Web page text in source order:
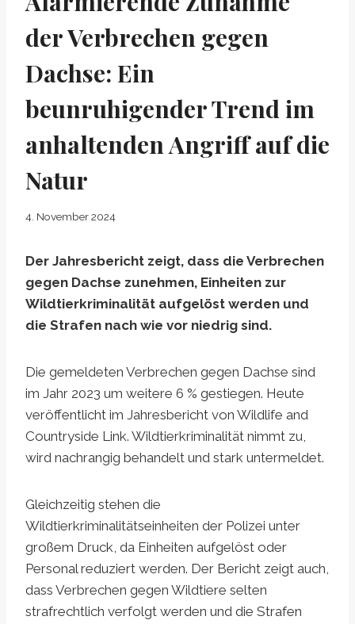
der Verbrechen gegen
Dachse: Ein
beunruhigender Trend im
anhaltenden Angriff auf die
Natur
4. November 2024
Der Jahresbericht zeigt, dass die Verbrechen
gegen Dachse zunehmen, Einheiten zur
Wildtierkriminalität aufgelöst werden und
die Strafen nach wie vor niedrig sind.
Die gemeldeten Verbrechen gegen Dachse sind
im Jahr 2023 um weitere 6 % gestiegen. Heute
veröffentlicht im Jahresbericht von Wildlife and
Countryside Link. Wildtierkriminalität nimmt zu,
wird nachrangig behandelt und stark untermeldet.
Gleichzeitig stehen die
Wildtierkriminalitätseinheiten der Polizei unter
großem Druck, da Einheiten aufgelöst oder
Personal reduziert werden. Der Bericht zeigt auch,
dass Verbrechen gegen Wildtiere selten
strafrechtlich verfolgt werden und die Strafen